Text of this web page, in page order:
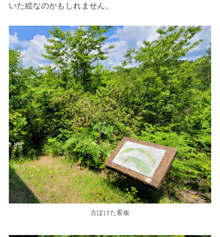
いた絵なのかもしれません。
古ぼけた看板